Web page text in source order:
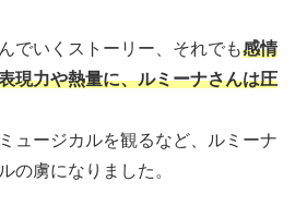
でいくストーリー、それでも感情
現力や熱量に、ルミーナさんは圧
ュージカルを観るなど、ルミーナ
の虜になりました。